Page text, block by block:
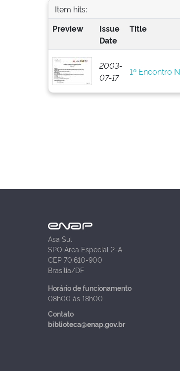
Item hits:
Preview
Issue
Date
Title
2003-
07-17
1º Encontro
Asa Sul
SPO Área Especial 2-A
CEP 70.610-900
Brasília/DF
Horário de funcionamento
08h00 às 18h00
Contato
biblioteca@enap.gov.br